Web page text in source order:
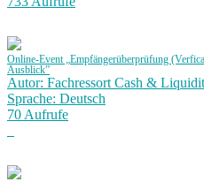
Online-Event „Empfängerüberprüfung
Ausblick”
Autor: Fachressort Cash &
Sprache: Deutsch
70 Aufrufe